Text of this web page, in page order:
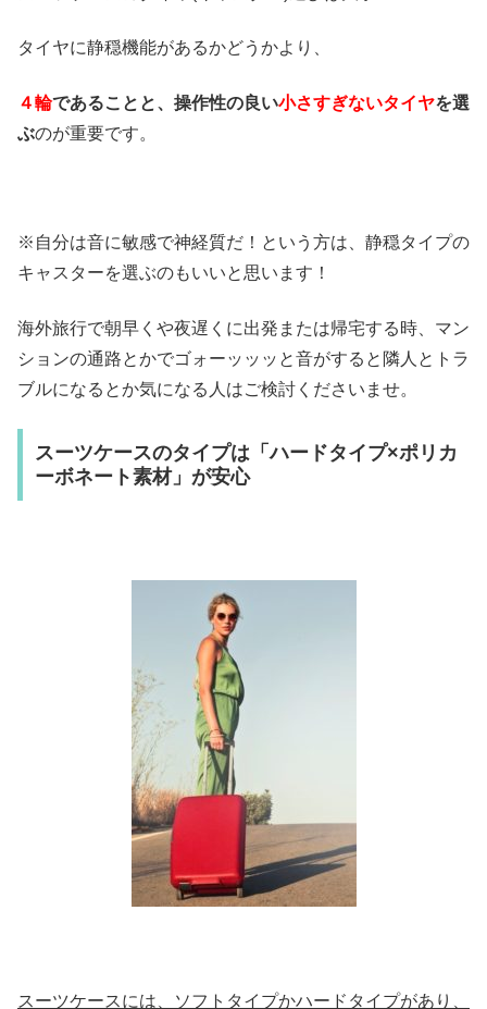
タイヤに静穏機能があるかどうかより、
４輪であることと、操作性の良い小さすぎないタイヤを選
ぶのが重要です。
※自分は音に敏感で神経質だ！という方は、静穏タイプの
キャスターを選ぶのもいいと思います！
海外旅行で朝早くや夜遅くに出発または帰宅する時、マン
ションの通路とかでゴォーッッッと音がすると隣人とトラ
ブルになるとか気になる人はご検討くださいませ。
スーツケースのタイプは「ハードタイプ×ポリカ
ーボネート素材」が安心
スーツケースには、ソフトタイプかハードタイプがあり、